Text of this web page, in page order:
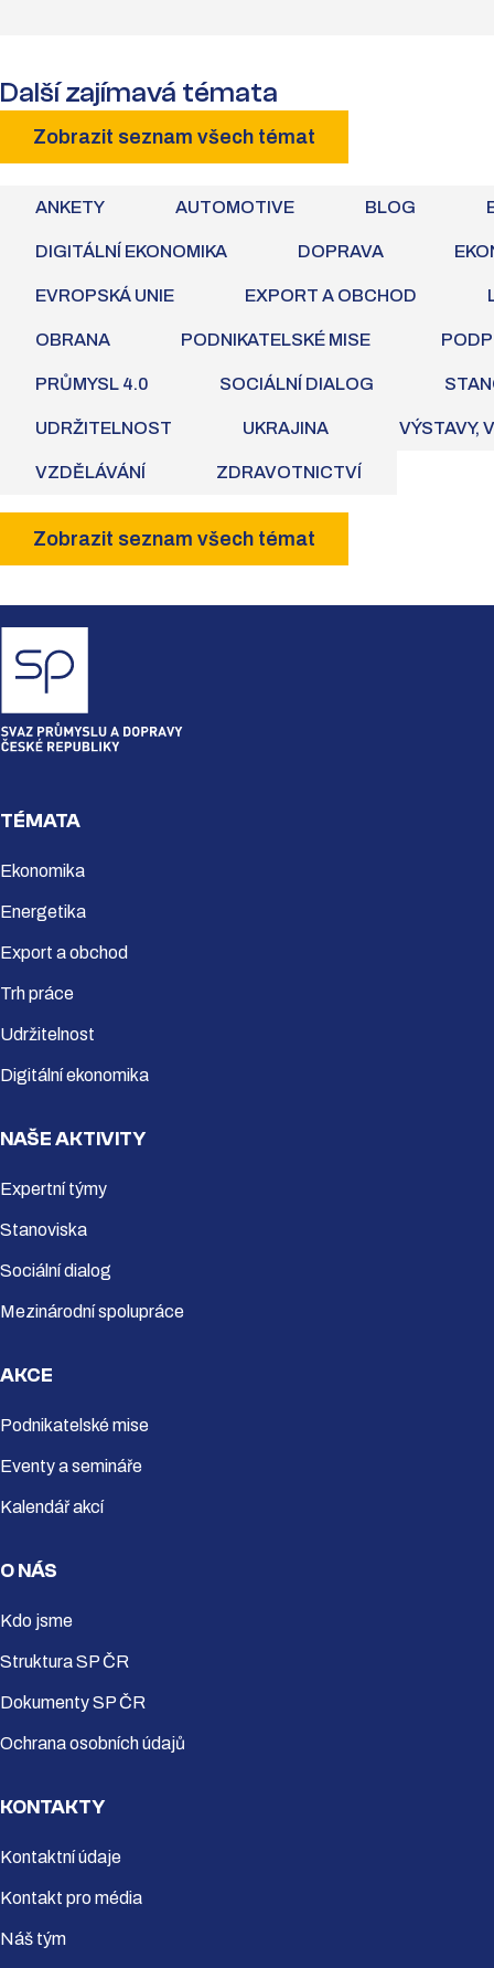
Další zajímavá témata
Zobrazit seznam všech témat
ANKETY AUTOMOTIVE BLOG
DIGITÁLNÍ EKONOMIKA DOPRAVA
EVROPSKÁ UNIE EXPORT A OBCHOD
OBRANA PODNIKATELSKÉ MISE
PRŮMYSL 4.0 SOCIÁLNÍ DIALOG
UDRŽITELNOST UKRAJINA VÝSTAVY,
VZDĚLÁVÁNÍ ZDRAVOTNICTVÍ
Zobrazit seznam všech témat
TÉMATA
Ekonomika
Energetika
Export a obchod
Trh práce
Udržitelnost
Digitální ekonomika
NAŠE AKTIVITY
Expertní týmy
Stanoviska
Sociální dialog
Mezinárodní spolupráce
AKCE
Podnikatelské mise
Eventy a semináře
Kalendář akcí
O NÁS
Kdo jsme
Struktura SP ČR
Dokumenty SP ČR
Ochrana osobních údajů
KONTAKTY
Kontaktní údaje
Kontakt pro média
Náš tým